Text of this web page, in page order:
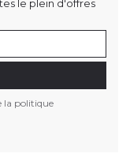
le plein d'offres
la politique